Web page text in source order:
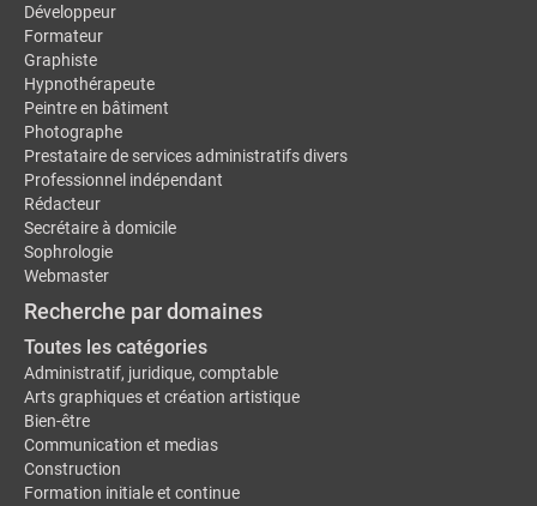
Développeur
Formateur
Graphiste
Hypnothérapeute
Peintre en bâtiment
Photographe
Prestataire de services administratifs divers
Professionnel indépendant
Rédacteur
Secrétaire à domicile
Sophrologie
Webmaster
Recherche par domaines
Toutes les catégories
Administratif, juridique, comptable
Arts graphiques et création artistique
Bien-être
Communication et medias
Construction
Formation initiale et continue